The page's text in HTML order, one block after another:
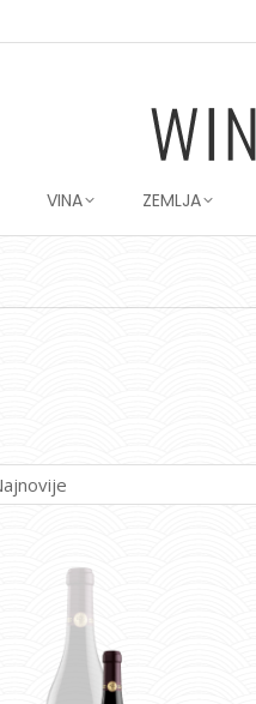
VINA ZEMLJA